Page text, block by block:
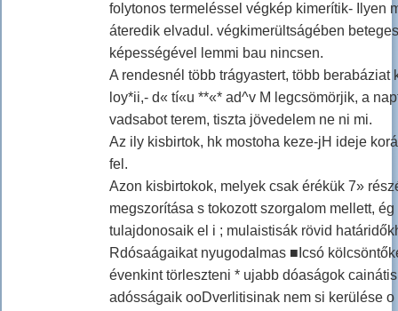
folytonos termeléssel végkép kimerítik- Ilyen
áteredik elvadul. végkimerültságében
képességével lemmi bau nincsen.
A rendesnél több trágyastert, több berabáziat
loy*ii,- d« tí«u **«* ad^v M legcsömörjik, a
vadsabot terem, tiszta jövedelem ne ni mi.
Az ily kisbirtok, hk mostoha keze-jH ideje
fel.
Azon kisbirtokok, melyek csak érékük 7»
megszorítása s tokozott szorgalom mellett,
tulajdonosaik el i ; mulaistisák rövid
Rdósaágaikat nyugodalmas ■Icsó
évenkint törleszteni * ujabb dóaságok
adósságaik ooDverlitisinak nem si kerülése